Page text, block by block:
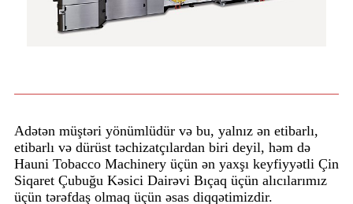
Adətən müştəri yönümlüdür və bu, yalnız ən etibarlı,
etibarlı və dürüst təchizatçılardan biri deyil, həm də
Hauni Tobacco Machinery üçün ən yaxşı keyfiyyətli Çin
Siqaret Çubuğu Kəsici Dairəvi Bıçaq üçün alıcılarımız
üçün tərəfdaş olmaq üçün əsas diqqətimizdir.